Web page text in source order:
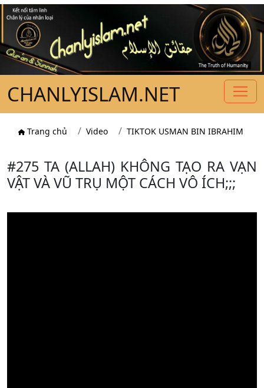
CHANLYISLAM.NET
Trang chủ Video TIKTOK USMAN BIN IBRAHIM
#275 TA (ALLAH) KHÔNG TẠO RA VẠN
VẬT VÀ VŨ TRỤ MỘT CÁCH VÔ ÍCH;;;